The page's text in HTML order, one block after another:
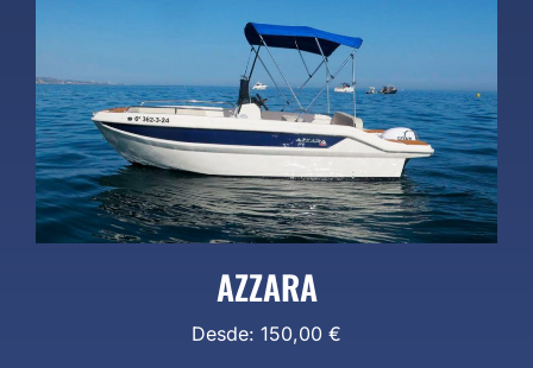
AZZARA
Desde: 150,00 €